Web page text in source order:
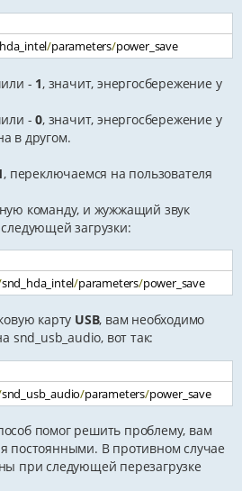
/parameters/power_save
- 1, значит, энергосбережение у
-0, значит, энергосбережение у
в другом.
, переключаемся на пользователя
команду, и жужжащий звук
загрузки:
snd_hda_intel/parameters/power_save
карту USB, вам необходимо
snd_usb_audio, вот так:
snd_usb_audio/parameters/power_save
помог решить проблему, вам
постоянными. В противном случае
при следующей перезагрузке